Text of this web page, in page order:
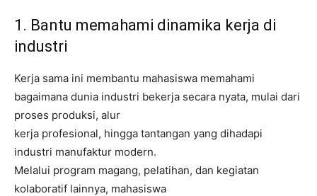
1. Bantu memahami dinamika kerja di
industri
Kerja sama ini membantu mahasiswa memahami
bagaimana dunia industri bekerja secara nyata, mulai dari
proses produksi, alur
kerja profesional, hingga tantangan yang dihadapi
industri manufaktur modern.
Melalui program magang, pelatihan, dan kegiatan
kolaboratif lainnya, mahasiswa